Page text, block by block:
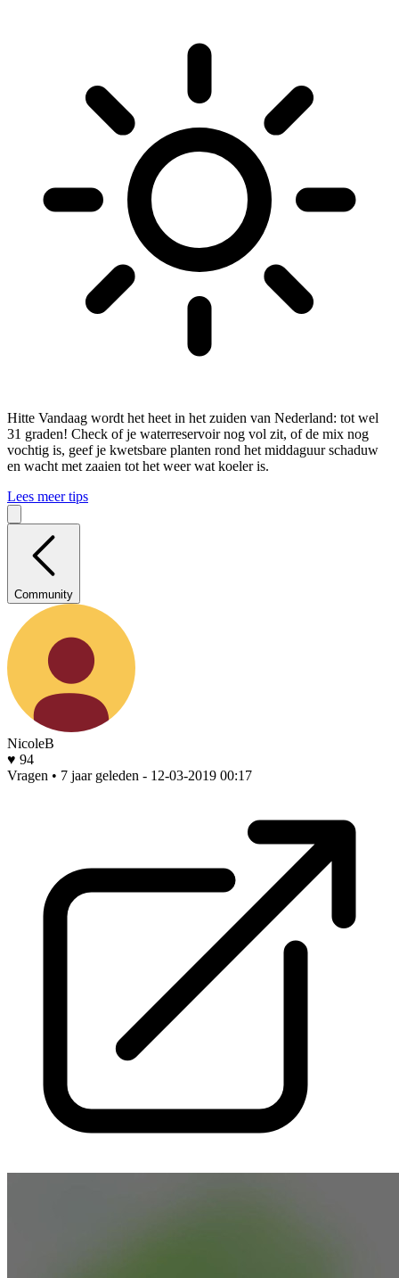
Hitte Vandaag wordt het heet in het zuiden van Nederland: tot wel
31 graden! Check of je waterreservoir nog vol zit, of de mix nog
vochtig is, geef je kwetsbare planten rond het middaguur schaduw
en wacht met zaaien tot het weer wat koeler is.
Lees meer tips
Community
NicoleB
♥ 94
Vragen • 7 jaar geleden - 12-03-2019 00:17